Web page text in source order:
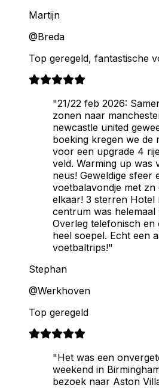
Martijn
@Breda
Top geregeld, fantastische
"21/22 feb 2026:
zonen naar
newcastle united
boeking kregen we de
voor een upgrade 4
veld. Warming up was
neus! Geweldige sfeer
voetbalavondje met zn
elkaar! 3 sterren Hotel
centrum was helemaal
Overleg telefonisch en
heel soepel. Echt een
voetbaltrips!"
Stephan
@Werkhoven
Top geregeld
"Het was een
weekend in
bezoek naar Aston